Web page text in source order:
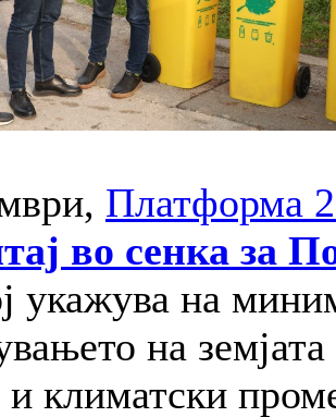
Платформа
во сенка за
укажува на
на
и климатски